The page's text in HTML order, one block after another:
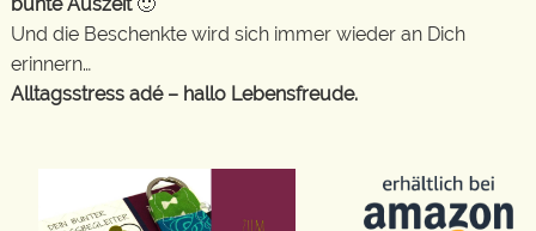
Und die Beschenkte wird sich immer wieder an Dich
erinnern…
Alltagsstress adé – hallo Lebensfreude.